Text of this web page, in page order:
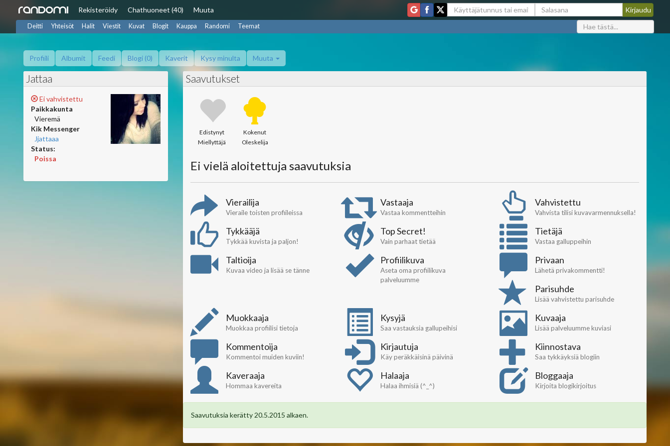
Rekisteröidy Chathuoneet (40) Muuta
Deitti Yhteisöt Halit Viestit Kuvat Blogit Kauppa Randomi Teemat
Profiili Albumit Feedi Blogi (0) Kaverit Kysy minulta Muuta
Jattaa
Ei vahvistettu
Paikkakunta
Vieremä
Kik Messenger
Jjattaaa
Status:
Poissa
Saavutukset
Edistynyt
Miellyttäjä
Kokenut
Oleskelija
Ei vielä aloitettuja saavutuksia
Vierailija
Vieraile toisten profiileissa
Vastaaja
Vastaa kommentteihin
Vahvistettu
Vahvista tilisi kuvavarmennuksella!
Tykkääjä
Tykkää kuvista ja paljon!
Top Secret!
Vain parhaat tietää
Tietäjä
Vastaa galluppeihin
Taltioija
Kuvaa video ja lisää se tänne
Profiilikuva
Aseta oma profiilikuva
palveluumme
Privaan
Lähetä privakommentti!
Parisuhde
Lisää vahvistettu parisuhde
Muokkaaja
Muokkaa profiilisi tietoja
Kysyjä
Saa vastauksia gallupeihisi
Kuvaaja
Lisää palveluumme kuviasi
Kommentoija
Kommentoi muiden kuviin!
Kirjautuja
Käy peräkkäisinä päivinä
Kiinnostava
Saa tykkäyksiä blogiin
Kaveraaja
Hommaa kavereita
Halaaja
Halaa ihmisiä (^_^)
Bloggaaja
Kirjoita blogikirjoitus
Saavutuksia kerätty 20.5.2015 alkaen.